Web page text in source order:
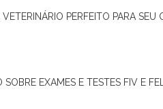
VETERINÁRIO PERFEITO PARA SEU
SOBRE EXAMES E TESTES FIV E